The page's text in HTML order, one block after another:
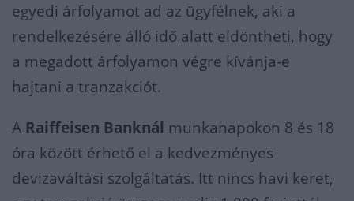
egyedi árfolyamot ad az ügyfélnek, aki a
rendelkezésére álló idő alatt eldöntheti, hogy
a megadott árfolyamon végre kívánja-e
hajtani a tranzakciót.
A Raiffeisen Banknál munkanapokon 8 és 18
óra között érhető el a kedvezményes
devizaváltási szolgáltatás. Itt nincs havi keret,